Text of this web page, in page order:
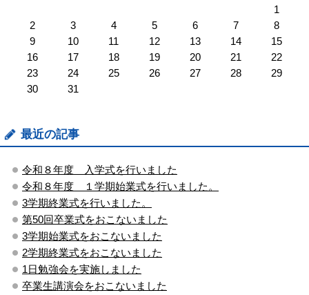
1
2
3 4 5 6 7
8
9
10 11 12 13 14
15
16
17 18 19 20 21
22
23
24 25 26 27 28
29
30
31
最近の記事
令和８年度 入学式を行いました
令和８年度 １学期始業式を行いました。
3学期終業式を行いました。
第50回卒業式をおこないました
3学期始業式をおこないました
2学期終業式をおこないました
1日勉強会を実施しました
卒業生講演会をおこないました